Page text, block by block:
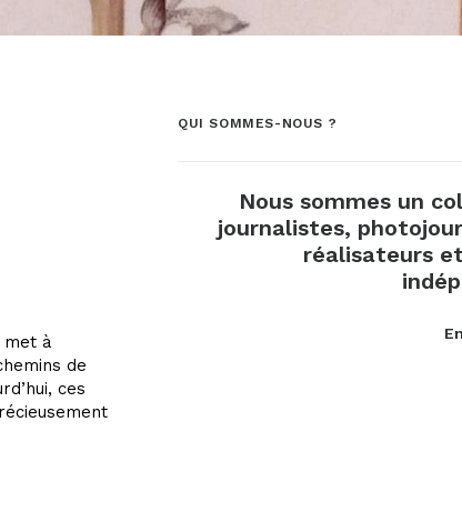
met à
de
ces
QUI SOMMES-NOUS ?
Nous sommes un
journalistes,
réalisateurs